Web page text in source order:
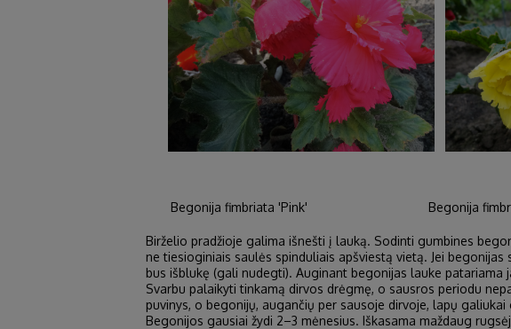
Begonija fimbriata 'Pink' Begonija
Birželio pradžioje galima išnešti į lauką. Sodinti gumbines
ne tiesioginiais saulės spinduliais apšviestą vietą. Jei
bus išblukę (gali nudegti). Auginant begonijas lauke
Svarbu palaikyti tinkamą dirvos drėgmę, o sausros periodu
puvinys, o begonijų, augančių per sausoje dirvoje, lapų
Begonijos gausiai žydi 2–3 mėnesius. Iškasama maždaug